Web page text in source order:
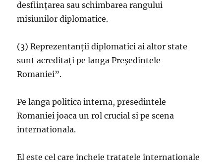
desfiinţarea sau schimbarea rangului
misiunilor diplomatice.
(3) Reprezentanţii diplomatici ai altor state
sunt acreditaţi pe langa Preşedintele
Romaniei”.
Pe langa politica interna, presedintele
Romaniei joaca un rol crucial si pe scena
internationala.
El este cel care incheie tratatele internationale